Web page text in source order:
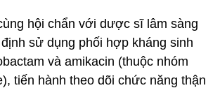
hội chẩn với dược sĩ lâm sàng
sử dụng phối hợp kháng sinh
và amikacin (thuộc nhóm
tiến hành theo dõi chức năng thận